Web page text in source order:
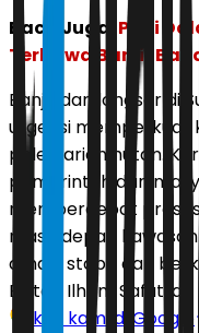
Baca Juga: Polri
Terbawa Banjir
Banjir dan longsor di
urgensi memperkuat
pelestarian hutan.
pemerintah dan
mempercepat
masa depan
aman, stabil, dan
Editor: Ilham Safutra
Ikuti kami di Google